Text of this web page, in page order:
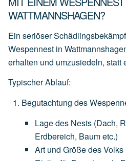
WATTMANNSHAGEN?
Ein seriöser
Wespennest in
erhalten und umzusiedeln, statt
Typischer Ablauf:
Begutachtung des
Lagedes Nests (Dach,
Erdbereich, Baumetc.)
Art und GrößedesVolks